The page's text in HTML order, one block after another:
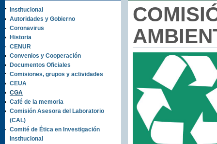
Institucional
Autoridades y Gobierno
Coronavirus
Historia
CENUR
Convenios y Cooperación
Documentos Oficiales
Comisiones, grupos y actividades
CEUA
CGA
Café de la memoria
Comisión Asesora del Laboratorio
(CAL)
Comité de Ética en Investigación
Institucional